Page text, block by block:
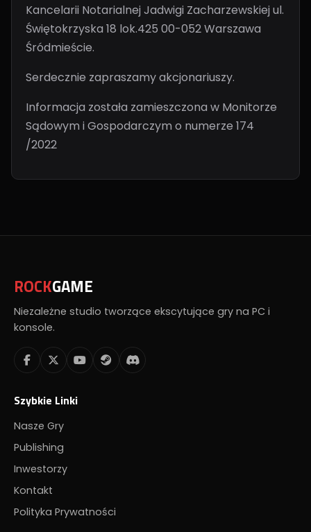
Kancelarii Notarialnej Jadwigi Zacharzewskiej ul.
Świętokrzyska 18 lok.425 00-052 Warszawa
Śródmieście.
Serdecznie zapraszamy akcjonariuszy.
Informacja została zamieszczona w Monitorze
Sądowym i Gospodarczym o numerze 174
/2022
ROCKGAME
Niezależne studio tworzące ekscytujące gry na PC i
konsole.
Szybkie Linki
Nasze Gry
Publishing
Inwestorzy
Kontakt
Polityka Prywatności